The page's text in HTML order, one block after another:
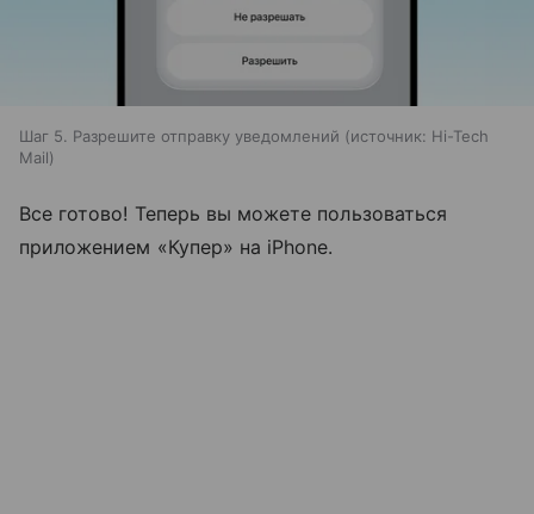
Шаг 5. Разрешите отправку уведомлений источник: Hi-Tech
Mail
Все готово! Теперь вы можете пользоваться
приложением «Купер» на iPhone.